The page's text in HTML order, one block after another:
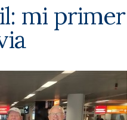
mi primer